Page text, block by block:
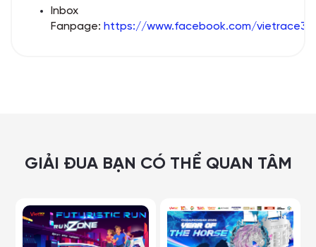
Inbox
Fanpage: https://www.facebook.com/
GIẢI ĐUA BẠN CÓ THỂ QUAN TÂM